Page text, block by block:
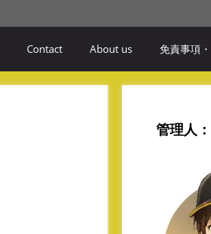
Contact About us 免責事項
管理人